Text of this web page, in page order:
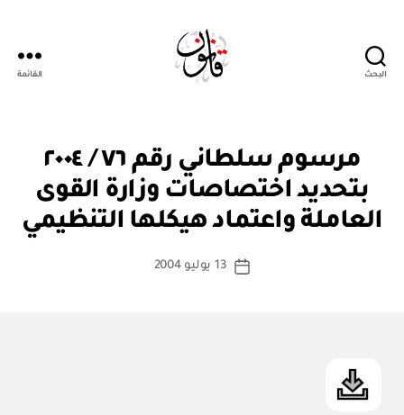
البحث القائمة
التصنيفات
س
مرسوم سلطاني رقم ٧٦ / ٢٠٠٤
بتحديد اختصاصات وزارة القوى
العاملة واعتماد هيكلها التنظيمي
كاتب
بو
ا
س
ة
تاريخ
13 يوليو 2004